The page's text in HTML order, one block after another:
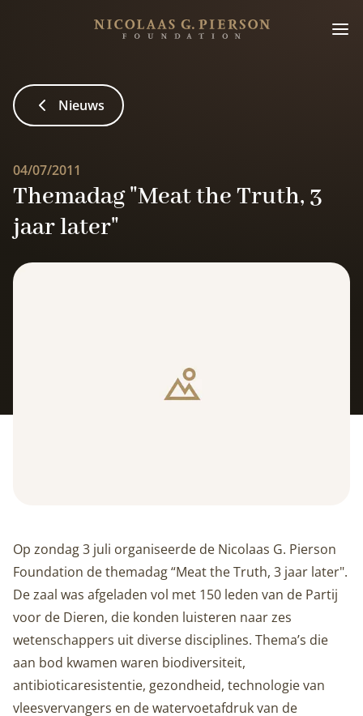
Nieuws
04/07/2011
Themadag "Meat the Truth, 3
jaar later"
Op zondag 3 juli organiseerde de Nicolaas G. Pierson
Foundation de themadag “Meat the Truth, 3 jaar later".
De zaal was afgeladen vol met 150 leden van de Partij
voor de Dieren, die konden luisteren naar zes
wetenschappers uit diverse disciplines. Thema’s die
aan bod kwamen waren biodiversiteit,
antibioticaresistentie, gezondheid, technologie van
vleesvervangers en de watervoetafdruk van de